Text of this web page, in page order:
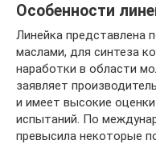
Особенности
Линейка представлена
маслами, для синтеза
наработки в области
заявляет
и имеет высокие
испытаний. По
превысила некоторые